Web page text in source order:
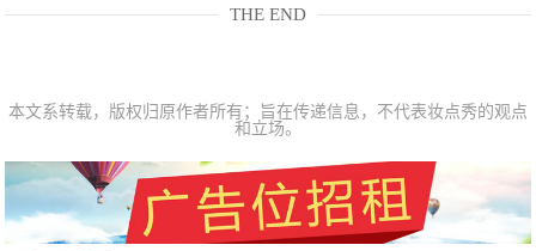
THE END
本文系转载，版权归原作者所有；旨在传递信息，不代表妆点秀的观点
和立场。